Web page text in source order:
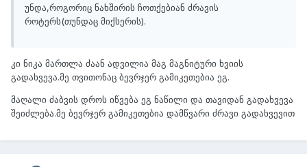
უნდა,როგორიც ნახშირის ჩოთქებიან ძრავის
როტერს(თუნდაც მიქსერის).
კი ნიკა მართლა ძაან ადვილია მაგ მაგნიტური ხვიის
გადახვევა.მე თვითონაც ბევრჯერ გამიკეთებია ეგ.
მაღალი ძაბვის დროს იწვება ეგ ნაწილი და თავიდან გადახვევა
შეიძლება.მე ბევრჯერ გამიკეთებია დამწვარი ძრავი გადახვევით